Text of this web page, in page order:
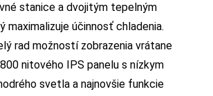
stanice a dvojitým tepelným
maximalizuje účinnosť chladenia.
rad možností zobrazenia vrátane
nitového IPS panelu s nízkym
svetla a najnovšie funkcie